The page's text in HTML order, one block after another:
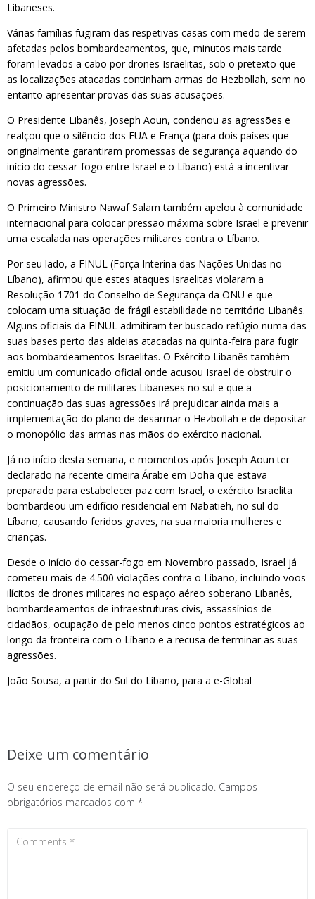
Libaneses.
Várias famílias fugiram das respetivas casas com medo de serem
afetadas pelos bombardeamentos, que, minutos mais tarde
foram levados a cabo por drones Israelitas, sob o pretexto que
as localizações atacadas continham armas do Hezbollah, sem no
entanto apresentar provas das suas acusações.
O Presidente Libanês, Joseph Aoun, condenou as agressões e
realçou que o silêncio dos EUA e França (para dois países que
originalmente garantiram promessas de segurança aquando do
início do cessar-fogo entre Israel e o Líbano) está a incentivar
novas agressões.
O Primeiro Ministro Nawaf Salam também apelou à comunidade
internacional para colocar pressão máxima sobre Israel e prevenir
uma escalada nas operações militares contra o Líbano.
Por seu lado, a FINUL (Força Interina das Nações Unidas no
Líbano), afirmou que estes ataques Israelitas violaram a
Resolução 1701 do Conselho de Segurança da ONU e que
colocam uma situação de frágil estabilidade no território Libanês.
Alguns oficiais da FINUL admitiram ter buscado refúgio numa das
suas bases perto das aldeias atacadas na quinta-feira para fugir
aos bombardeamentos Israelitas. O Exército Libanês também
emitiu um comunicado oficial onde acusou Israel de obstruir o
posicionamento de militares Libaneses no sul e que a
continuação das suas agressões irá prejudicar ainda mais a
implementação do plano de desarmar o Hezbollah e de depositar
o monopólio das armas nas mãos do exército nacional.
Já no início desta semana, e momentos após Joseph Aoun ter
declarado na recente cimeira Árabe em Doha que estava
preparado para estabelecer paz com Israel, o exército Israelita
bombardeou um edifício residencial em Nabatieh, no sul do
Líbano, causando feridos graves, na sua maioria mulheres e
crianças.
Desde o início do cessar-fogo em Novembro passado, Israel já
cometeu mais de 4.500 violações contra o Líbano, incluindo voos
ilícitos de drones militares no espaço aéreo soberano Libanês,
bombardeamentos de infraestruturas civis, assassínios de
cidadãos, ocupação de pelo menos cinco pontos estratégicos ao
longo da fronteira com o Líbano e a recusa de terminar as suas
agressões.
João Sousa, a partir do Sul do Líbano, para a e-Global
Deixe um comentário
O seu endereço de email não será publicado. Campos
obrigatórios marcados com *